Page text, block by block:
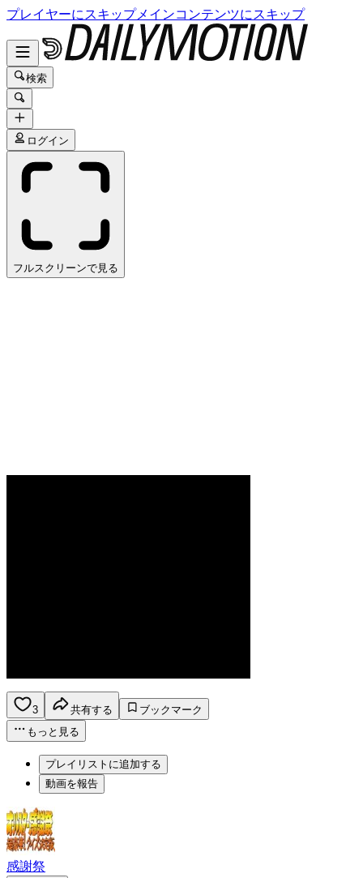
プレイヤーにスキップメインコンテンツにスキップ
検索
ログイン
フルスクリーンで見る
3 共有する
ブックマーク
もっと見る
プレイリストに追加する
動画を報告
感謝祭